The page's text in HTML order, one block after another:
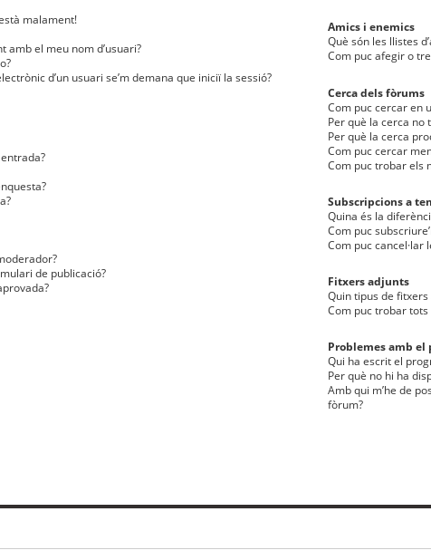
malament!
el meu nom d’usuari?
d’un usuari se’m demana que iniciï la sessió?
de publicació?
Amics i enemics
Què són les llistes
Com puc afegir o
Cerca dels fòrums
Com puc cercar en
Per què la cerca no
Per què la cerca
Com puc cercar
Com puc trobar els
Subscripcions a
Quina és la
Com puc
Com puc cancel·lar
Fitxers adjunts
Quin tipus de
Com puc trobar
Problemes amb el
Qui ha escrit el
Per què no hi ha
Amb qui m’he de
fòrum?